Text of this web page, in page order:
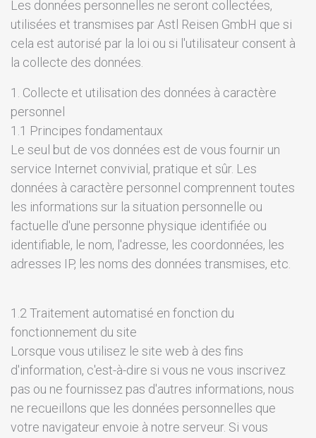
Les données personnelles ne seront collectées,
utilisées et transmises par Astl Reisen GmbH que si
cela est autorisé par la loi ou si l'utilisateur consent à
la collecte des données.
1. Collecte et utilisation des données à caractère
personnel
1.1 Principes fondamentaux
Le seul but de vos données est de vous fournir un
service Internet convivial, pratique et sûr. Les
données à caractère personnel comprennent toutes
les informations sur la situation personnelle ou
factuelle d'une personne physique identifiée ou
identifiable, le nom, l'adresse, les coordonnées, les
adresses IP, les noms des données transmises, etc.
1.2 Traitement automatisé en fonction du
fonctionnement du site
Lorsque vous utilisez le site web à des fins
d'information, c'est-à-dire si vous ne vous inscrivez
pas ou ne fournissez pas d'autres informations, nous
ne recueillons que les données personnelles que
votre navigateur envoie à notre serveur. Si vous